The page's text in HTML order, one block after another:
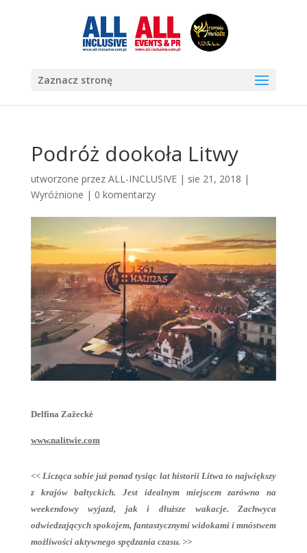
Zaznacz stronę
Podróż dookoła Litwy
utworzone przez ALL-INCLUSIVE| sie 21, 2018 |
Wyróżnione | 0 komentarzy
Delfina Zažeckė
www.nalitwie.com
<< Licząca sobie już ponad tysiąc lat historii Litwa to największy
z krajów bałtyckich. Jest idealnym miejscem zarówno na
weekendowy wyjazd, jak i dłuższe wakacje. Zachwyca
odwiedzających spokojem, fantastycznymi widokami i mnóstwem
możliwości aktywnego spędzania czasu. >>